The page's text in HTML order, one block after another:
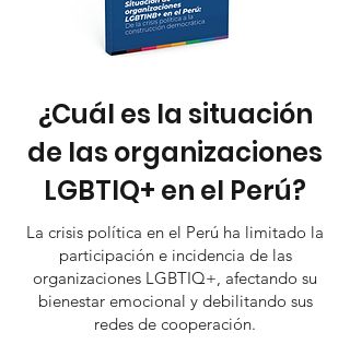
¿Cuál es la situación
de las organizaciones
LGBTIQ+ en el Perú?
La crisis política en el Perú ha limitado la
participación e incidencia de las
organizaciones LGBTIQ+, afectando su
bienestar emocional y debilitando sus
redes de cooperación.